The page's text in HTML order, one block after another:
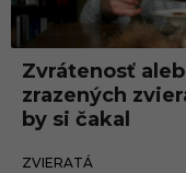
i
e
z
r
a
Zvrátenosť
zrazených
by si čakal
ZVIERATÁ